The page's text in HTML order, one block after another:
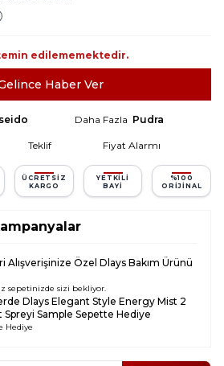
edilememektedir.
Haber Ver
Daha Fazla Pudra
Teklif Fiyat Alarmı
ÜCRETSIZ
KARGO
YETKILI
BAYI
%100
ORIJINAL
Alışverişinize Özel Dlays Bakım Ürünü
sepetinizde sizi bekliyor.
Dlays Elegant Style Energy Mist 2
Spreyi Sample Sepette Hediye
Hediye